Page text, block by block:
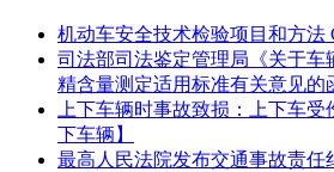
机动车安全技术检验项目和方法
司法部司法鉴定管理局《关于车
精含量测定适用标准有关意见的
上下车辆时事故致损：上下车
下车辆】
最高人民法院发布交通事故责任